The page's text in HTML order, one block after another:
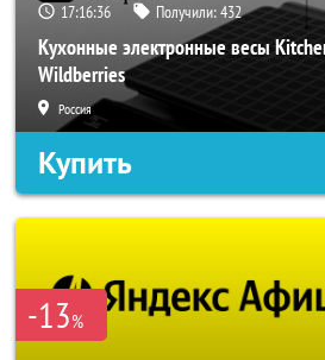
17:16:34 Получили:432
Кухонные электронные весы
Wildberries
Россия
Купить
-13%